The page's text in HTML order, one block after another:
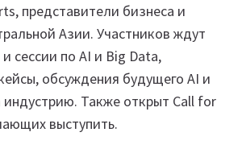
представители бизнеса и
Азии. Участников ждут
сессии по AI и Big Data,
обсуждения будущего AI и
индустрию. Также открыт Call for
выступить.